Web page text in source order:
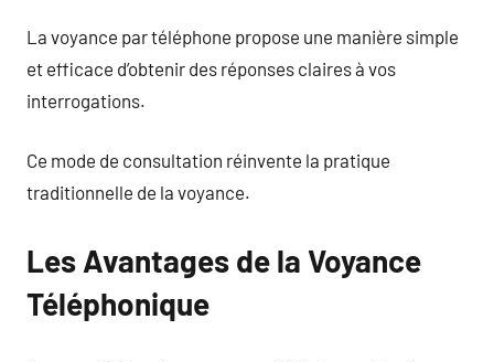
La voyance par téléphone propose une manière simple
et efficace d’obtenir des réponses claires à vos
interrogations.
Ce mode de consultation réinvente la pratique
traditionnelle de la voyance.
Les Avantages de la Voyance
Téléphonique